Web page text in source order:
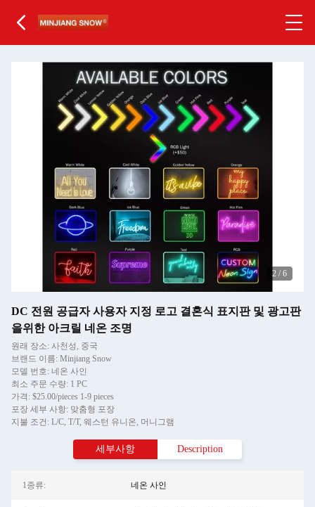
2 / 6
DC 전원 공급자 사용자 지정 로고 결혼식 표지판 및 광고판
을위한 아크릴 네온 조명
원래 장소: 사천성, 중국
브랜드 이름: Minjiang Snow
모델 번호: 네온 사인
최소 주문 수량: 1 PC
가격: $25.00/pieces 1-9 pieces
포장 세부 사항: 맞춤형 포장
지불 조건: L/C, T/T, 웨스턴 유니온, 머니그램
세부사항 Description
1종류: 네온 사인